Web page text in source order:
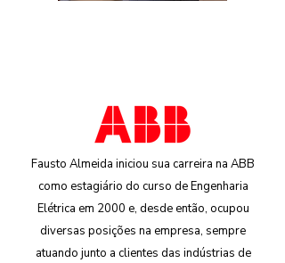
Fausto Almeida iniciou sua carreira na ABB
como estagiário do curso de Engenharia
Elétrica em 2000 e, desde então, ocupou
diversas posições na empresa, sempre
atuando junto a clientes das indústrias de